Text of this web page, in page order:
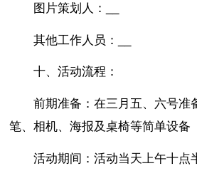
图片策划人：__
其他工作人员：__
十、活动流程：
前期准备：在三月五、六号准
笔、相机、海报及桌椅等简单设备
活动期间：活动当天上午十点